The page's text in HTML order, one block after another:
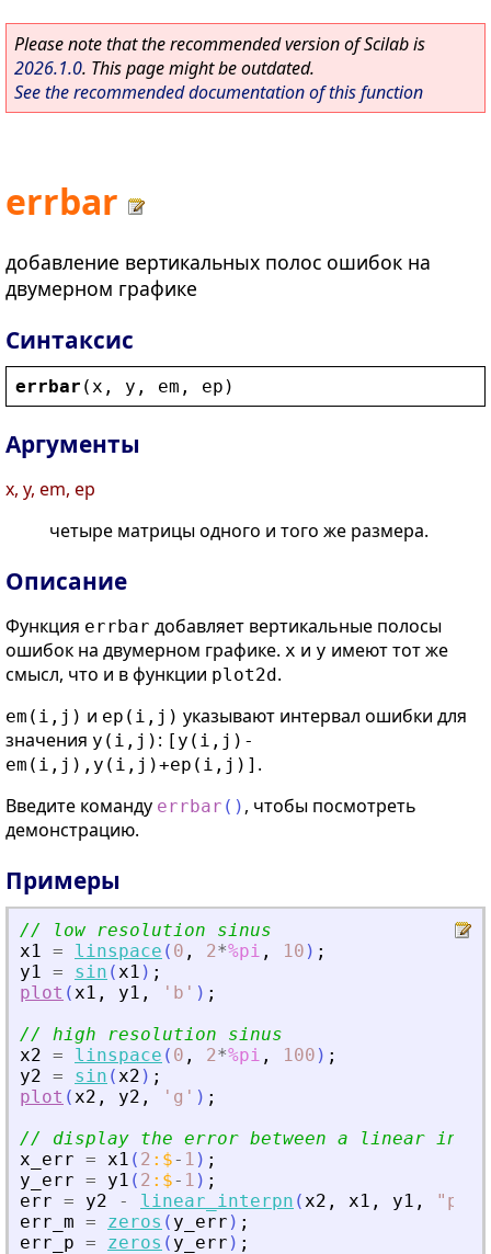
Please note that the recommended version of Scilab is
2026.1.0. This page might be outdated.
See the recommended documentation of this function
errbar
добавление вертикальных полос ошибок на
двумерном графике
Синтаксис
errbar ( x , y , em , ep )
Аргументы
x, y, em, ep
четыре матрицы одного и того же размера.
Описание
Функция errbar добавляет вертикальные полосы
ошибок на двумерном графике. x и y имеют тот же
смысл, что и в функции plot2d .
em(i,j) и ep(i,j) указывают интервал ошибки для
значения y(i,j) : [y(i,j)-
em(i,j),y(i,j)+ep(i,j)] .
Введите команду errbar ( ) , чтобы посмотреть
демонстрацию.
Примеры
// low resolution sinus
x1 = linspace ( 0 , 2*%pi , 10 ) ;
y1 = sin (x1 ) ;
plot (x1 , y1 , ' b ' ) ;
// high resolution sinus
x2 = linspace ( 0 , 2*%pi , 100 ) ;
y2 = sin (x2 ) ;
plot (x2 , y2 , ' g ' ) ;
// display the error between a linear
x_err = x1 ( 2 : $- 1 ) ;
y_err = y1 ( 2 : $- 1 ) ;
err = y2 - linear_interpn (x2 , x1 , y1 , "
err_m = zeros ( y_err ) ;
err_p = zeros ( y_err ) ;